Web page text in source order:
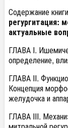
Содержание книги
регургитация:
актуальные
ГЛАВА I.
определение,
ГЛАВА II.
Концепция
желудочка и
ГЛАВА III.